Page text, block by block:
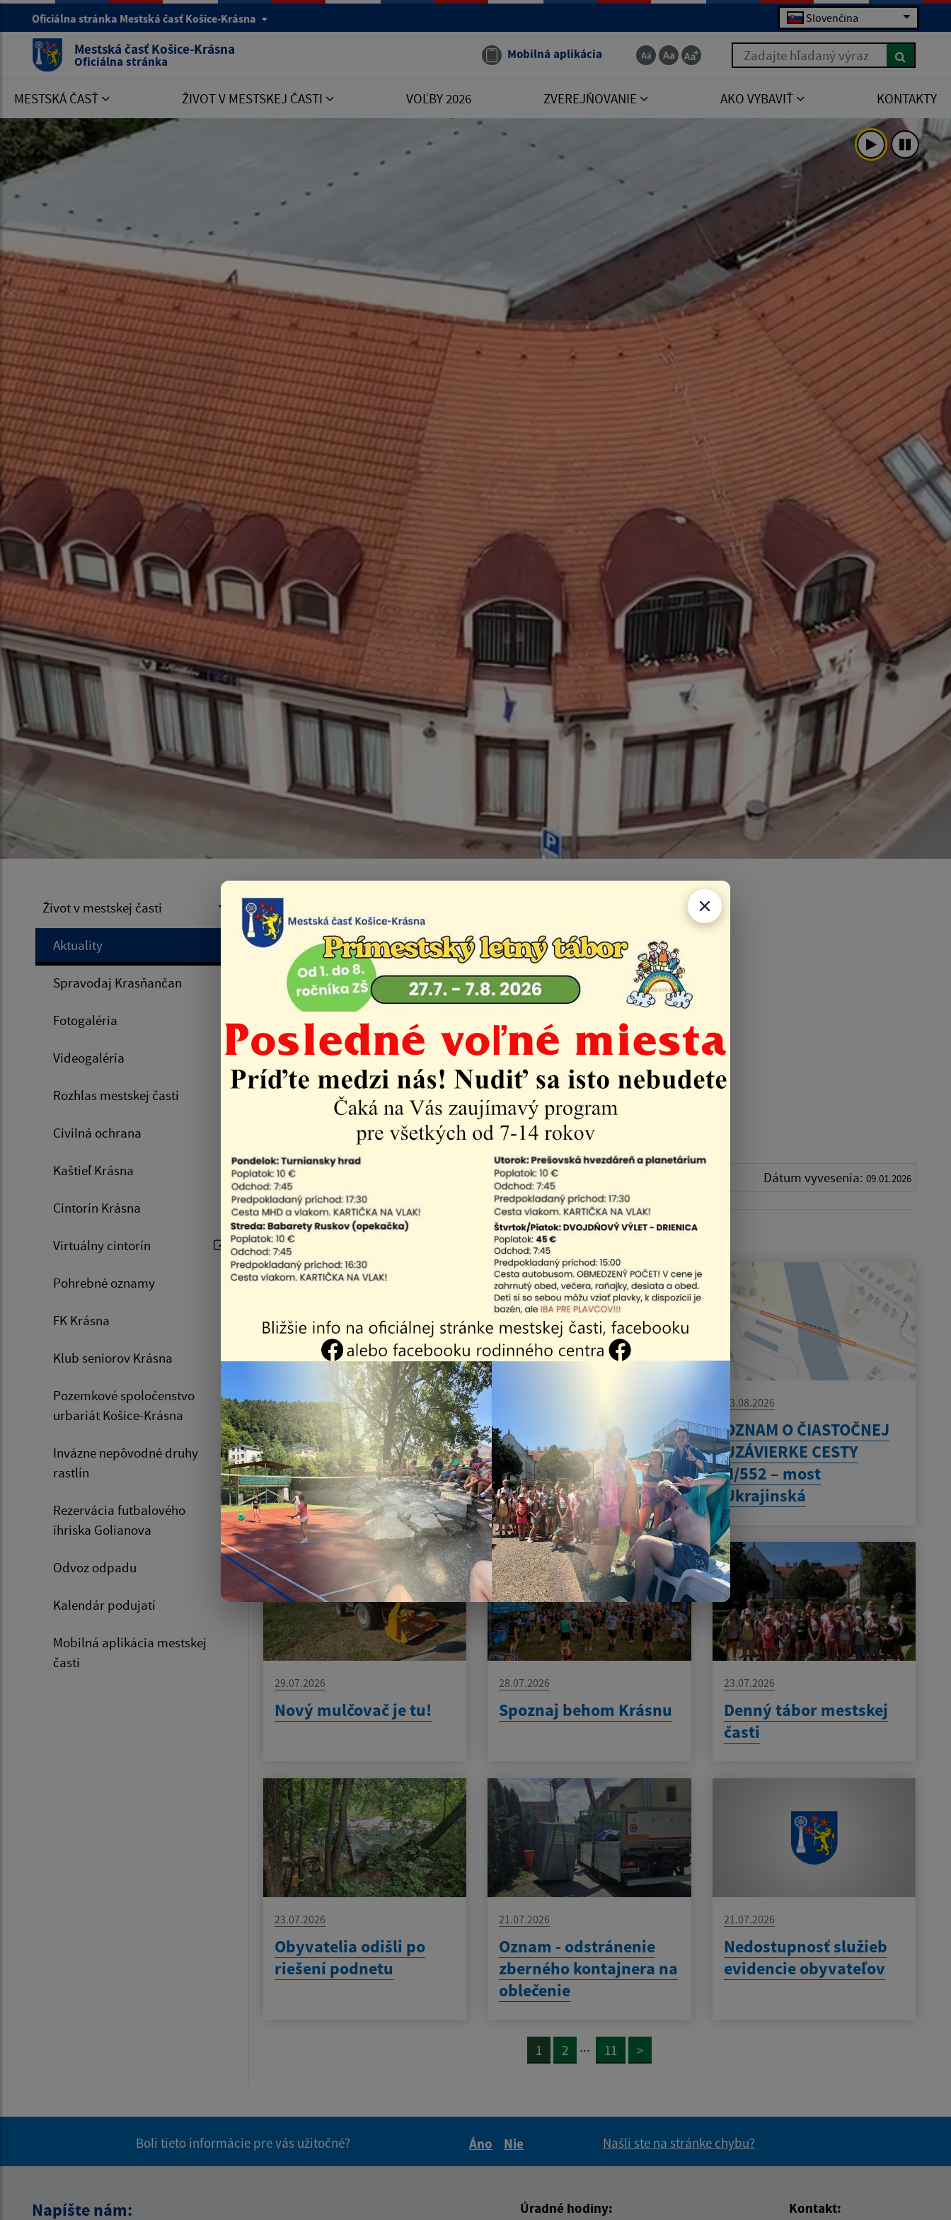
Oficiálna stránka Mestská časť Košice-Krásna Slovenčina
Mestská časť Košice-Krásna
Oficiálna stránka Mobilná aplikácia Zadajte hľadaný výraz
MESTSKÁ ČASŤ ŽIVOT V MESTSKEJ ČASTI VOĽBY 2026 ZVEREJŇOVANIE AKO VYBAVIŤ KONTAKTY
Život v mestskej časti
Aktuality
Spravodaj Krasňančan
Fotogaléria
Videogaléria
Rozhlas mestskej časti
Civilná ochrana
Kaštieľ Krásna
Cintorín Krásna
Virtuálny cintorín
Pohrebné oznamy
FK Krásna
Klub seniorov Krásna
Pozemkové spoločenstvo
urbariát Košice-Krásna
Invázne nepôvodné druhy
rastlín
Rezervácia futbalového
ihriska Golianova
Odvoz odpadu
Kalendár podujatí
Mobilná aplikácia mestskej
časti
Ples Krásňanov
Úvod Život v mestskej časti Aktuality Ples Krásňanov
07.01.2026
Ples Krasňanov 2026 Dátum vyvesenia: 09.01.2026
Zoznam aktualít:
06.08.2026
Oznam - Vakcinácia
psov a mačiek
08.08.2026
Vyhlásenie času
zvýšeného
nebezpečenstva a
vzniku požiaru
03.08.2026
OZNAM O ČIASTOČNEJ
UZÁVIERKE CESTY
II/552 – most
Ukrajinská
29.07.2026
Nový mulčovač je tu!
28.07.2026
Spoznaj behom Krásnu
23.07.2026
Denný tábor mestskej
časti
23.07.2026
Obyvatelia odišli po
riešení podnetu
21.07.2026
Oznam - odstránenie
zberného kontajnera na
oblečenie
21.07.2026
Nedostupnosť služieb
evidencie obyvateľov
1 2 ... 11 >
Boli tieto informácie pre vás užitočné?
Áno
Nie
Našli ste na stránke chybu?
Napíšte nám: Úradné hodiny: Kontakt: